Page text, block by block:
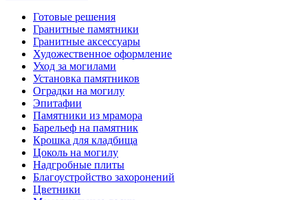
Готовые решения
Гранитные памятники
Гранитные аксессуары
Художественное оформление
Уход за могилами
Установка памятников
Оградки на могилу
Эпитафии
Памятники из мрамора
Барельеф на памятник
Крошка для кладбища
Цоколь на могилу
Надгробные плиты
Благоустройство захоронений
Цветники